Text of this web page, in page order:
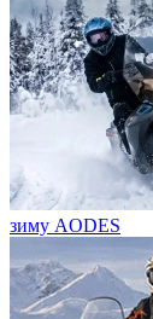
зиму AODES